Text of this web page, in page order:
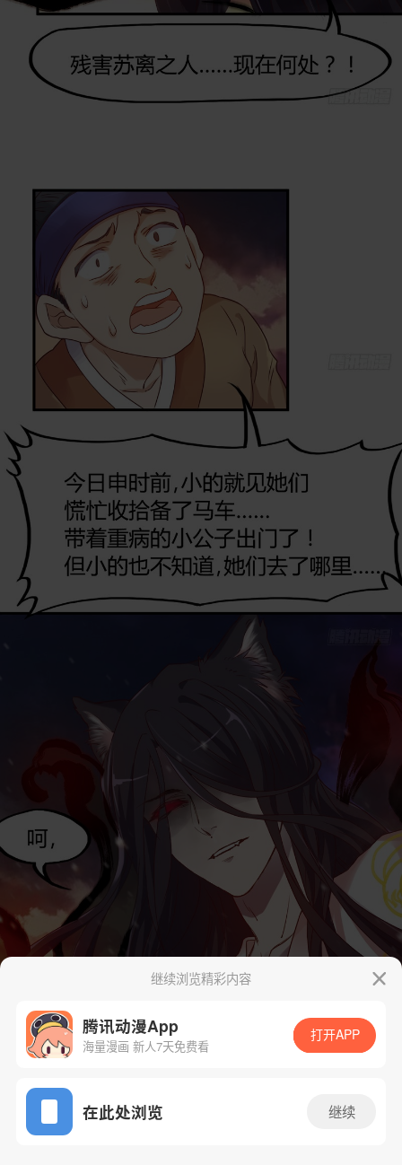
App免费看
继续浏览精彩内容
腾讯动漫App
海量漫画 新人7天免费看
打开APP
在此处浏览 继续